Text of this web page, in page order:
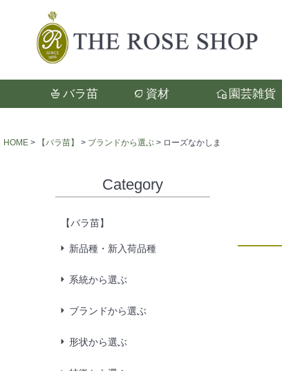
バラ苗 資材 園芸雑貨
検索
HOME 【バラ苗】 ブランドから選ぶ ローズなかしま
Category
【バラ苗】
新品種・新入荷品種
系統から選ぶ
ブランドから選ぶ
形状から選ぶ